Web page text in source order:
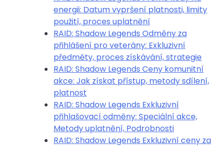
energii: Datum vypršení platnosti, limity
použití, proces uplatnění
RAID: Shadow Legends Odměny za
přihlášení pro veterány: Exkluzivní
předměty, proces získávání, strategie
RAID: Shadow Legends Ceny komunitní
akce: Jak získat přístup, metody sdílení,
platnost
RAID: Shadow Legends Exkluzivní
přihlašovací odměny: Speciální akce,
Metody uplatnění, Podrobnosti
RAID: Shadow Legends Exkluzivní ceny za